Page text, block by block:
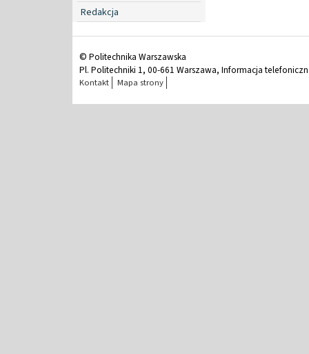
Redakcja
© Politechnika Warszawska
Pl. Politechniki 1, 00-661 Warszawa, Informacja
Kontakt Mapa strony